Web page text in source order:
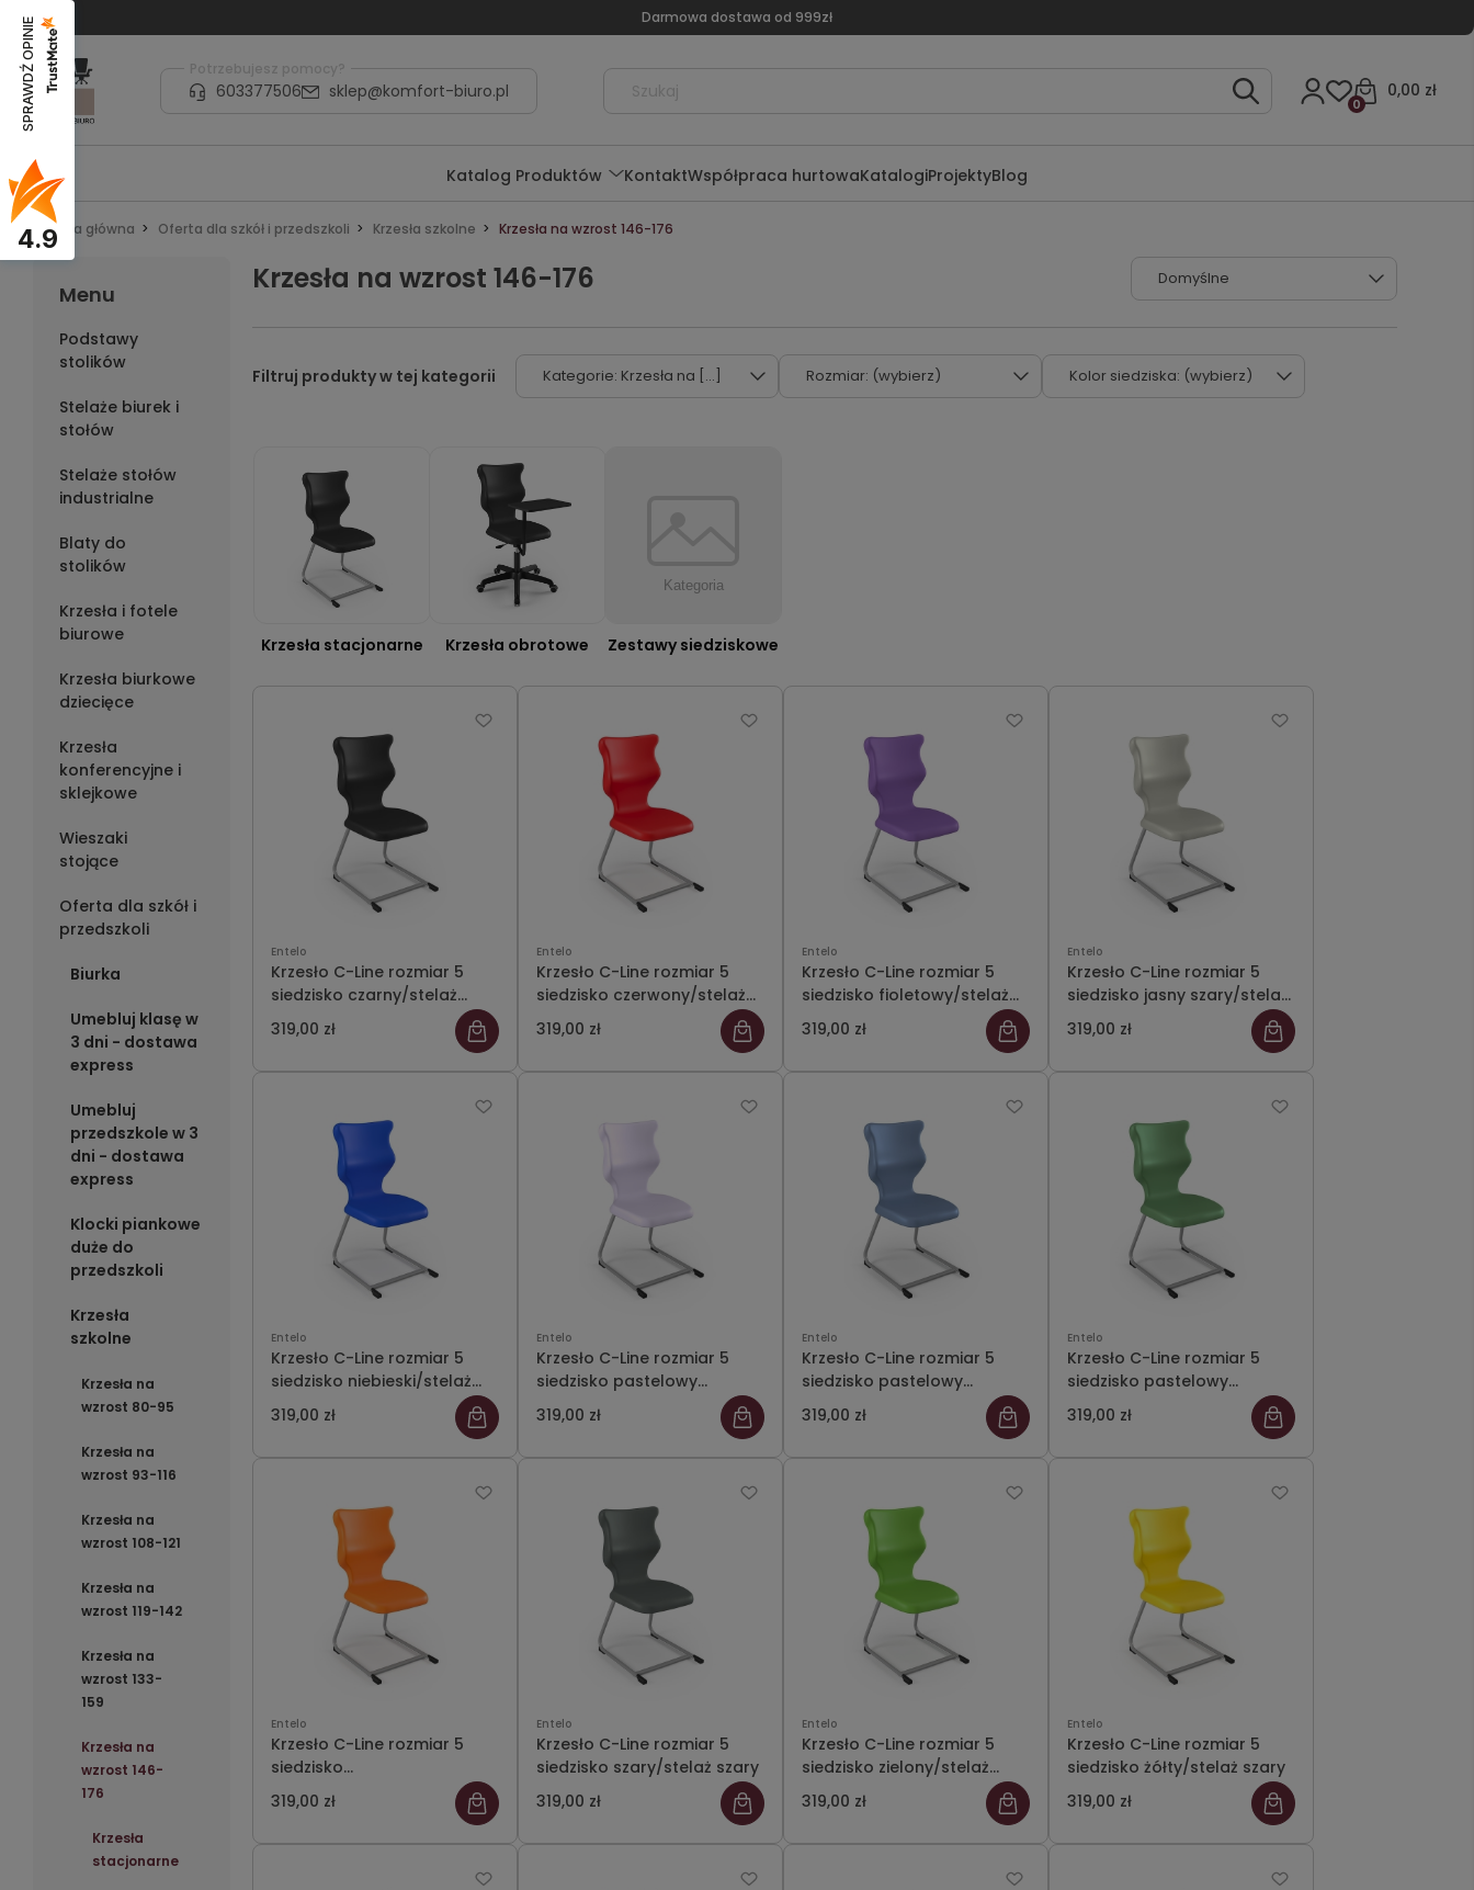
Darmowa dostawa od 999zł
Potrzebujesz pomocy?
603377506 sklep@komfort-biuro.pl 0,00 zł
0
Katalog Produktów KontaktWspółpraca hurtowaKatalogiProjektyBlog
Strona główna Oferta dla szkół i przedszkoli Krzesła szkolne Krzesła na wzrost 146-176
Menu
Podstawy
stolików
Stelaże biurek i
stołów
Stelaże stołów
industrialne
Blaty do
stolików
Krzesła i fotele
biurowe
Krzesła biurkowe
dziecięce
Krzesła
konferencyjne i
sklejkowe
Wieszaki
stojące
Oferta dla szkół i
przedszkoli
Biurka
Umebluj klasę w
3 dni - dostawa
express
Umebluj
przedszkole w 3
dni - dostawa
express
Klocki piankowe
duże do
przedszkoli
Krzesła
szkolne
Krzesła na
wzrost 80-95
Krzesła na
wzrost 93-116
Krzesła na
wzrost 108-121
Krzesła na
wzrost 119-142
Krzesła na
wzrost 133-
159
Krzesła na
wzrost 146-
176
Krzesła
stacjonarne
Krzesła na wzrost 146-176
Kategorie: Krzesła na [...] Rozmiar: (wybierz) Kolor siedziska: (wybierz)
Krzesła stacjonarne Krzesła obrotowe Zestawy siedziskowe
Entelo
Krzesło C-Line rozmiar 5
siedzisko czarny/stelaż
szary
319,00 zł
Entelo
Krzesło C-Line rozmiar 5
siedzisko czerwony/stelaż
szary
319,00 zł
Entelo
Krzesło C-Line rozmiar 5
siedzisko fioletowy/stelaż
szary
319,00 zł
Entelo
Krzesło C-Line rozmiar 5
siedzisko jasny szary/stelaż
szary
319,00 zł
Entelo
Krzesło C-Line rozmiar 5
siedzisko niebieski/stelaż
szary
319,00 zł
Entelo
Krzesło C-Line rozmiar 5
siedzisko pastelowy
fioletowy/stelaż szary
319,00 zł
Entelo
Krzesło C-Line rozmiar 5
siedzisko pastelowy
niebieski/stelaż szary
319,00 zł
Entelo
Krzesło C-Line rozmiar 5
siedzisko pastelowy
zielony/stelaż szary
319,00 zł
Entelo
Krzesło C-Line rozmiar 5
siedzisko
pomarańczowy/stelaż
szary
319,00 zł
Entelo
Krzesło C-Line rozmiar 5
siedzisko szary/stelaż szary
319,00 zł
Entelo
Krzesło C-Line rozmiar 5
siedzisko zielony/stelaż
szary
319,00 zł
Entelo
Krzesło C-Line rozmiar 5
siedzisko żółty/stelaż szary
319,00 zł
SPRAWDŹ OPINIE
4.9